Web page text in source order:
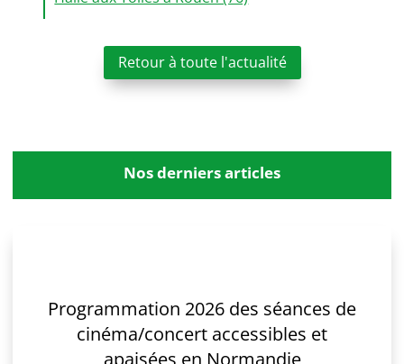
Retour à toute l'actualité
Nos derniers articles
Programmation 2026 des séances de
cinéma/concert accessibles et
apaisées en Normandie